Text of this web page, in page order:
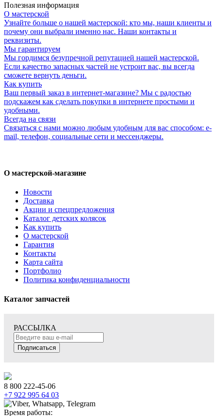
Полезная информация
О мастерской
Узнайте больше о нашей мастерской: кто мы, наши клиенты и
почему они выбрали именно нас. Наши контакты и
реквизиты.
Мы гарантируем
Мы гордимся безупречной репутацией нашей мастерской.
Если качество запасных частей не устроит вас, вы всегда
сможете вернуть деньги.
Как купить
Ваш первый заказ в интернет-магазине? Мы с радостью
подскажем как сделать покупки в интернете простыми и
удобными.
Всегда на связи
Связаться с нами можно любым удобным для вас способом: e-
mail, телефон, социальные сети и мессенджеры.
О мастерской-магазине
Новости
Доставка
Акции и спецпредложения
Каталог детских колясок
Как купить
О мастерской
Гарантия
Контакты
Карта сайта
Портфолио
Политика конфиденциальности
Каталог запчастей
РАССЫЛКА
Подписаться
8 800 222-45-06
+7 922 995 64 03
Время работы: